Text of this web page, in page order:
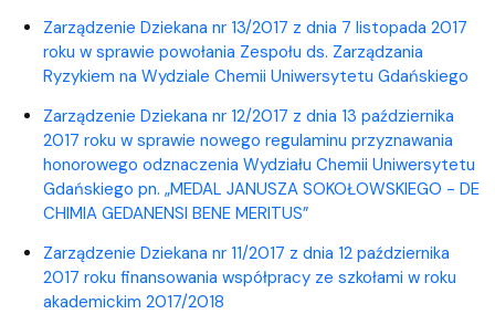
Zarządzenie Dziekana nr 13/2017 z dnia 7 listopada 2017
roku w sprawie powołania Zespołu ds. Zarządzania
Ryzykiem na Wydziale Chemii Uniwersytetu Gdańskiego
Zarządzenie Dziekana nr 12/2017 z dnia 13 października
2017 roku w sprawie nowego regulaminu przyznawania
honorowego odznaczenia Wydziału Chemii Uniwersytetu
Gdańskiego pn. „MEDAL JANUSZA SOKOŁOWSKIEGO - DE
CHIMIA GEDANENSI BENE MERITUS”
Zarządzenie Dziekana nr 11/2017 z dnia 12 października
2017 roku finansowania współpracy ze szkołami w roku
akademickim 2017/2018